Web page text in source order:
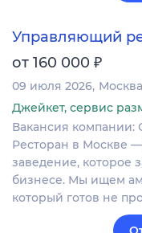
Управляющий
от 160 000 ₽
09 июля 2026 Москва
Джейкет, сервис
Вакансия
Ресторан в Москве
заведение, которое
бизнесе. Мы ищем
который готов не